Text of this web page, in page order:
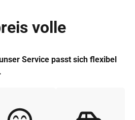
volle
Service passt sich flexibel